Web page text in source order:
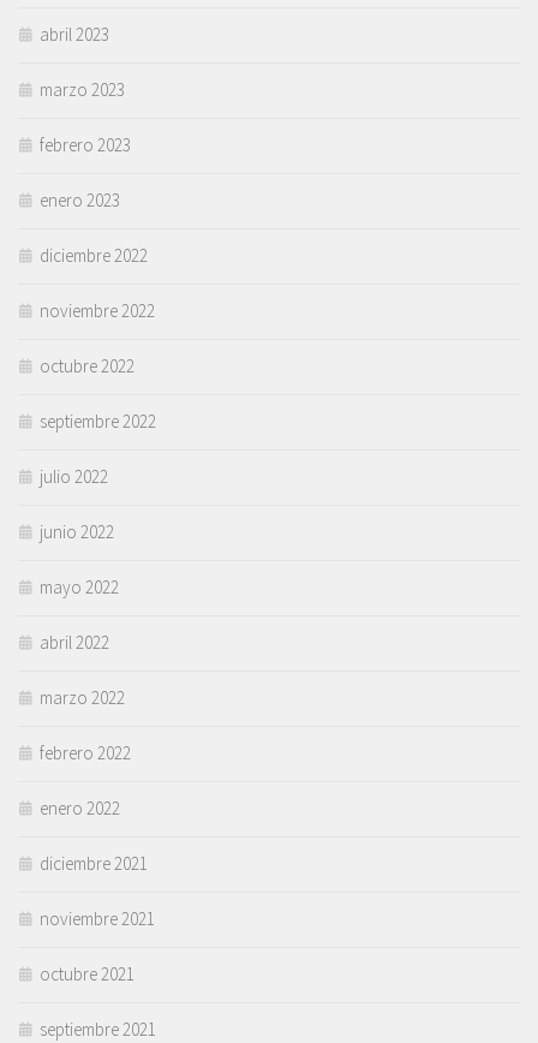
abril 2023
marzo 2023
febrero 2023
enero 2023
diciembre 2022
noviembre 2022
octubre 2022
septiembre 2022
julio 2022
junio 2022
mayo 2022
abril 2022
marzo 2022
febrero 2022
enero 2022
diciembre 2021
noviembre 2021
octubre 2021
septiembre 2021